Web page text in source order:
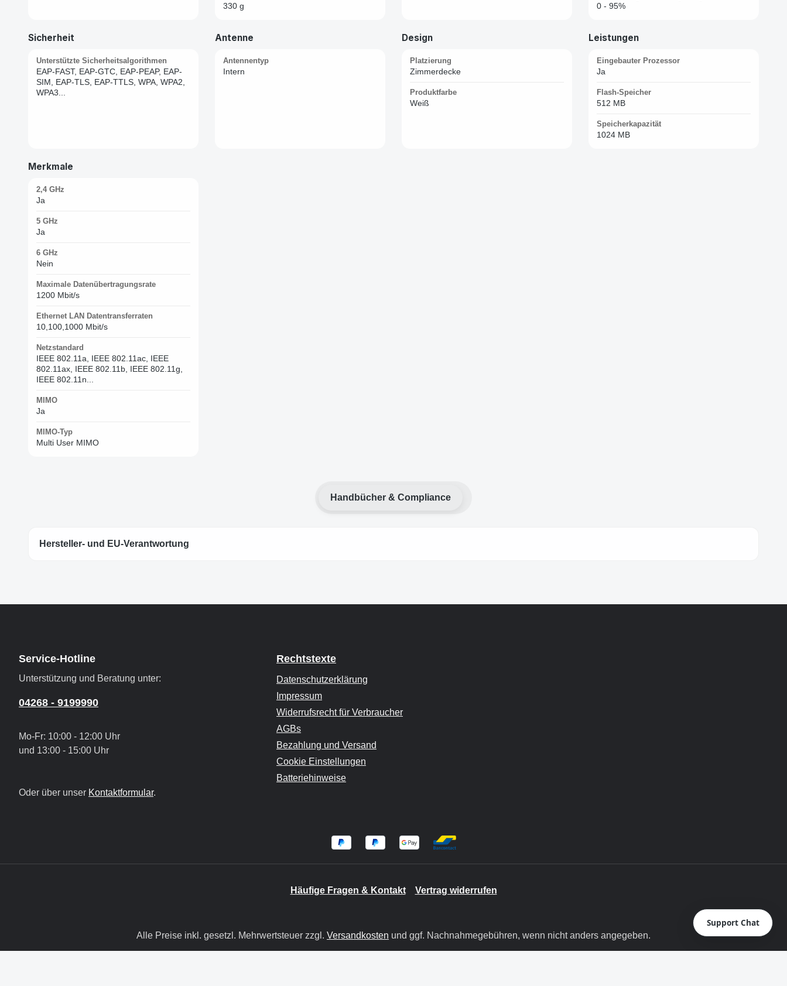
330 g 0 - 95%
Sicherheit
Unterstützte Sicherheitsalgorithmen
EAP-FAST, EAP-GTC, EAP-PEAP, EAP-
SIM, EAP-TLS, EAP-TTLS, WPA, WPA2,
WPA3...
Antenne
Antennentyp
Intern
Design
Platzierung
Zimmerdecke
Produktfarbe
Weiß
Leistungen
Eingebauter Prozessor
Ja
Flash-Speicher
512 MB
Speicherkapazität
1024 MB
Merkmale
2,4 GHz
Ja
5 GHz
Ja
6 GHz
Nein
Maximale Datenübertragungsrate
1200 Mbit/s
Ethernet LAN Datentransferraten
10,100,1000 Mbit/s
Netzstandard
IEEE 802.11a, IEEE 802.11ac, IEEE
802.11ax, IEEE 802.11b, IEEE 802.11g,
IEEE 802.11n...
MIMO
Ja
MIMO-Typ
Multi User MIMO
Handbücher & Compliance
Hersteller- und EU-Verantwortung
Service-Hotline
Unterstützung und Beratung unter:
04268 - 9199990
Mo-Fr: 10:00 - 12:00 Uhr
und 13:00 - 15:00 Uhr
Oder über unser Kontaktformular.
Rechtstexte
Datenschutzerklärung
Impressum
Widerrufsrecht für Verbraucher
AGBs
Bezahlung und Versand
Cookie Einstellungen
Batteriehinweise
Häufige Fragen & Kontakt Vertrag widerrufen
Alle Preise inkl. gesetzl. Mehrwertsteuer zzgl. Versandkosten und ggf. Nachnahmegebühren, wenn nicht anders angegeben.
Support Chat